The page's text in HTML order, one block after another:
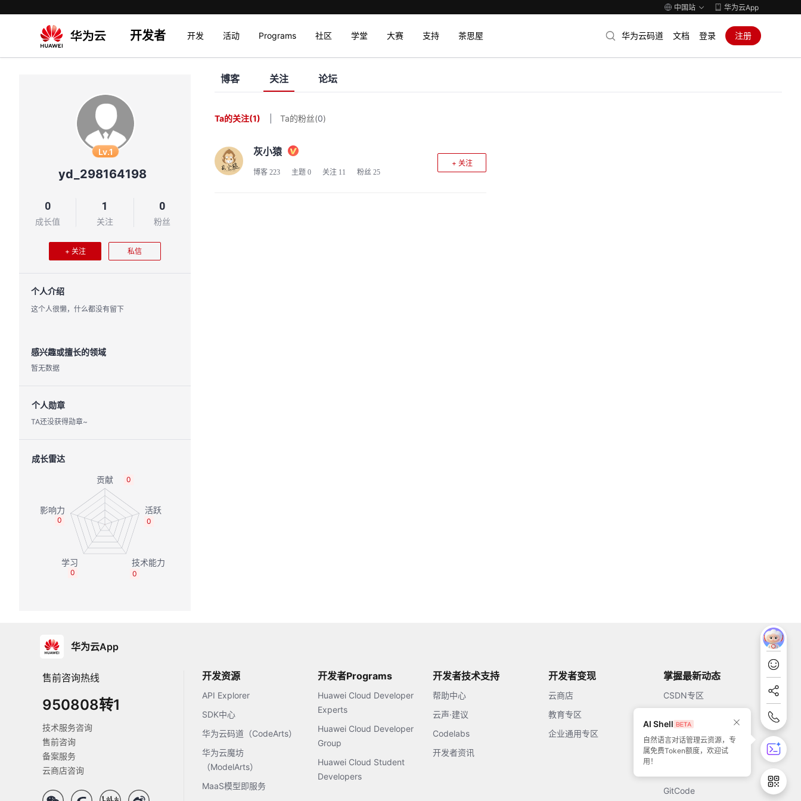
中国站 华为云App
开发者 开发 活动 Programs 社区 学堂 大赛 支持 茶思屋 华为云码道 文档 登录 注册
Lv.1
yd_298164198
0
成长值
1
关注
0
粉丝
+ 关注 私信
个人介绍
这个人很懒，什么都没有留下
感兴趣或擅长的领域
暂无数据
个人勋章
TA还没获得勋章~
成长雷达
0
0
0
0
0
博客 关注 论坛
Ta的关注(1) Ta的粉丝(0)
灰小猿
博客 223 主题 0 关注 11 粉丝 25
+ 关注
华为云App
售前咨询热线
950808转1
技术服务咨询
售前咨询
备案服务
云商店咨询
开发资源
API Explorer
SDK中心
华为云码道（CodeArts）
华为云魔坊
（ModelArts）
MaaS模型即服务
开发者Programs
Huawei Cloud Developer
Experts
Huawei Cloud Developer
Group
Huawei Cloud Student
Developers
开发者技术支持
帮助中心
云声·建议
Codelabs
开发者资讯
开发者变现
云商店
教育专区
企业通用专区
掌握最新动态
CSDN专区
51CTO
GitCode
AI Shell
自然语言对话管理云资源，专
属免费Token额度，欢迎试
用！